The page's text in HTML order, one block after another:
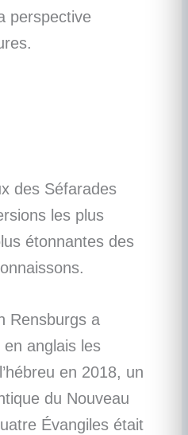
perspective
des Séfarades
les plus
étonnantes des
Rensburgs a
anglais les
en 2018, un
du Nouveau
Évangiles était